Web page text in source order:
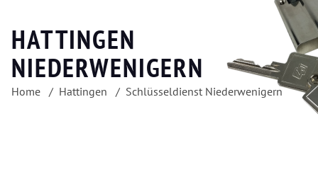
HATTINGEN
NIEDERWENIGERN
Home Hattingen Schlüsseldienst Niederwenigern